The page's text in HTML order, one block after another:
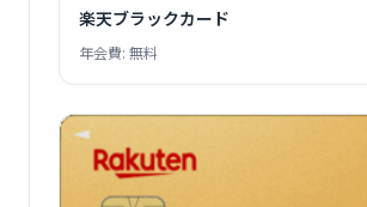
楽天ブラックカード
年会費: 無料